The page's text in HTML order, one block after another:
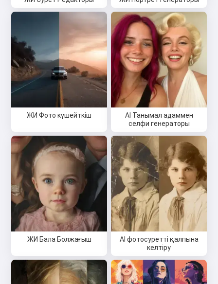
ЖИ Фото күшейткіш
AI Танымал адаммен
селфи генераторы
ЖИ Бала Болжағыш
AI фотосуретті қалпына
келтіру